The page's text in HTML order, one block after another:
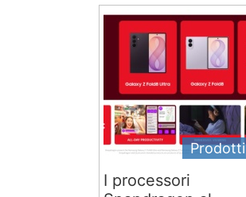
Prodotti
I processori